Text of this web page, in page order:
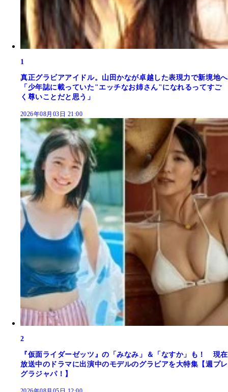
1
真正グラビアアイドル。山田かなが卓越した表現力で新境地へ
「少年誌に載っていた"エッチなお姉さん"になれるってすご
く尊いことだと思う」
2026年08月03日 21:00
2
『仮面ライダーゼッツ』の「みなみ」＆「なすか」も！ 現在
放送中のドラマに出演中のモデルのグラビアを大特集【週プレ
グラジャパ！】